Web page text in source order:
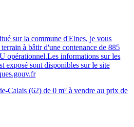
sur la commune d'Elnes, je vous
à bâtir d'une contenance de 885
opérationnel.Les informations sur les
exposé sont disponibles sur le site